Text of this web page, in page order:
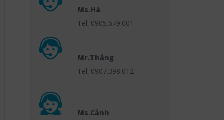
Ms.Hà
Tel: 0905.679.001
Mr.Thắng
Tel: 0907.398.012
Ms.Cảnh